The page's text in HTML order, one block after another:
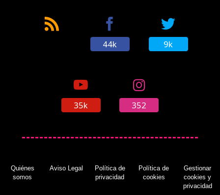
44k 9k
35k 352
Quiénes
somos
Aviso Legal
Política de
privacidad
Política de
cookies
Gestionar
cookies y
privacidad